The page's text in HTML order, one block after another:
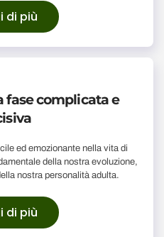
di più
fase complicata e
ed emozionante nella vita di
della nostra evoluzione,
nostra personalità adulta.
di più